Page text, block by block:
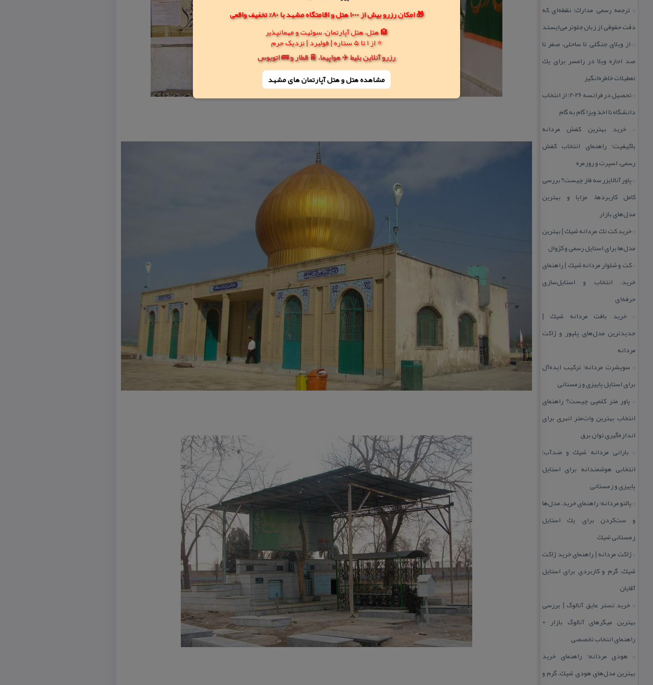
🎁 امکان رزرو بیش از 1000 هتل و اقامتگاه مشهد با 80% تخفیف واقعی
🏨 هتل، هتل آپارتمان، سوئیت و مهمانپذیر
⭐ از 1 تا 5 ستاره | فولبرد | نزدیک حرم
رزرو آنلاین بلیط ✈️ هواپیما، 🚆 قطار و 🚌 اتوبوس
مشاهده هتل و هتل‌ آپارتمان های مشهد
:: ترجمه رسمی مدارك؛ نقطه‌ای كه
دقت حقوقی از زبان جلوتر می‌ایستد
:: از ویلای جنگلی تا ساحلی، صفر تا
صد اجاره ویلا در رامسر برای یك
تعطیلات خاطره‌انگیز
::
تحصیل در فرانسه 2026؛ از انتخاب
دانشگاه تا اخذ ویزا گام به گام
::خرید بهترین كفش مردانه
باكیفیت؛ راهنمای انتخاب كفش
رسمی، اسپرت و روزمره
:: پاور آنالایزر سه فاز چیست؟ بررسی
كامل كاربردها، مزایا و بهترین
مدل‌های بازار
::خرید كت تك مردانه شیك | بهترین
مدل‌ها برای استایل رسمی و كژوال
::كت و شلوار مردانه شیك | راهنمای
خرید، انتخاب و استایل‌سازی
حرفه‌ای
::خرید بافت مردانه شیك |
جدیدترین مدل‌های پلیور و ژاكت
مردانه
:: سویشرت مردانه؛ تركیب ایده‌آل
برای استایل پاییزی و زمستانی
:: پاور متر كلمپی چیست؟ راهنمای
انتخاب بهترین وات‌متر انبری برای
اندازه‌گیری توان برق
:: بارانی مردانه شیك و ضدآب؛
انتخابی هوشمندانه برای استایل
پاییزی و زمستانی
:: پالتو مردانه؛ راهنمای خرید، مدل‌ها
و ست‌كردن برای یك استایل
زمستانی شیك
::ژاكت مردانه | راهنمای خرید ژاكت
شیك، گرم و كاربردی برای استایل
آقایان
:: خرید تستر عایق آنالوگ | بررسی
بهترین میگرهای آنالوگ بازار +
راهنمای انتخاب تخصصی
:: هودی مردانه؛ راهنمای خرید
بهترین مدل‌های هودی شیك، گرم و